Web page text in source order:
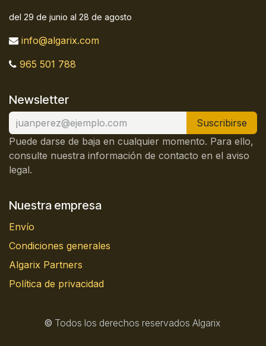
del 29 de junio al 28 de agosto
info@algarix.com
965 501 788
Newsletter
Suscribirse
Puede darse de baja en cualquier momento. Para ello,
consulte nuestra información de contacto en el aviso
legal.
Nuestra empresa
Envío
Condiciones generales
Algarix Partners
Política de privacidad
© Todos los derechos reservados Algarix